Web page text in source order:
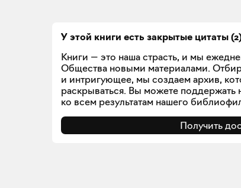
У этой книги есть закрытые цитаты (2
Книги — это наша страсть, и мы
Общества новыми материалами.
и интригующее, мы создаем архив,
раскрываться. Вы можете поддержать
ко всем результатам нашего
Получить